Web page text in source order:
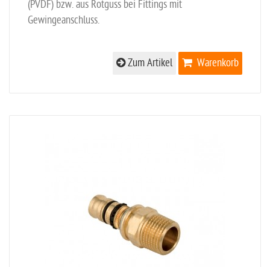
(PVDF) bzw. aus Rotguss bei Fittings mit
Gewingeanschluss.
Warenkorb
Zum Artikel